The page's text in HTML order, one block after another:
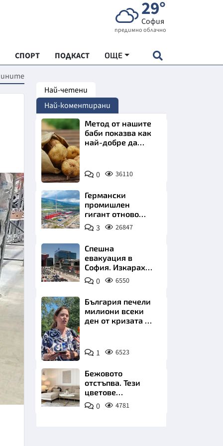
29°
София
предимно облачно
СПОРТ ПОДКАСТ ОЩЕ
"ЧУДЕСАТА НА БЪЛГАРИЯ"
ХРАНА
ИКОНОМИКА
Най-четени
Най-коментирани
Снимка:
Пиксабей
Метод от нашите
баби показва как
най-добре да
0 36110
Германски
промишлен
гигант отново
позлатява наш
град
3 26847
Спешна
евакуация в
София. Изкараха
хиляди на
улицата
0 6550
Снимка:
БТА
България печели
милиони всеки
ден от кризата по
1 6523
Бежовото
отстъпва. Тези
цветове
превземат
всекидневната
0 4781